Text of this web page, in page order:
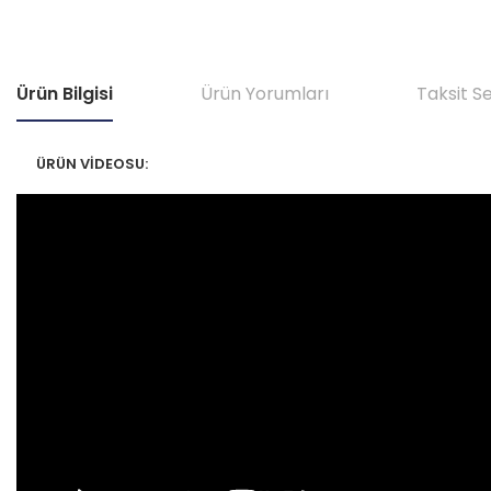
Ürün Bilgisi Ürün Yorumları Taksit
ÜRÜN VİDEOSU: